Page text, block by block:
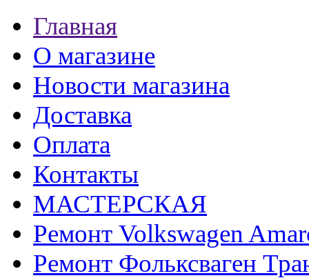
Главная
О магазине
Новости магазина
Доставка
Оплата
Контакты
МАСТЕРСКАЯ
Ремонт Volkswagen
Ремонт Фольксваген